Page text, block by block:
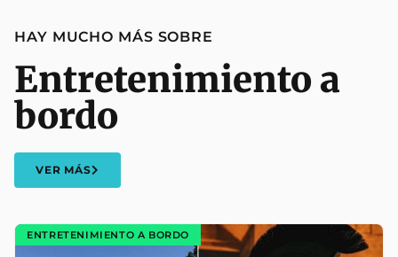
HAY MUCHO MÁS SOBRE
Entretenimiento a
bordo
VER MÁS
ENTRETENIMIENTO A BORDO